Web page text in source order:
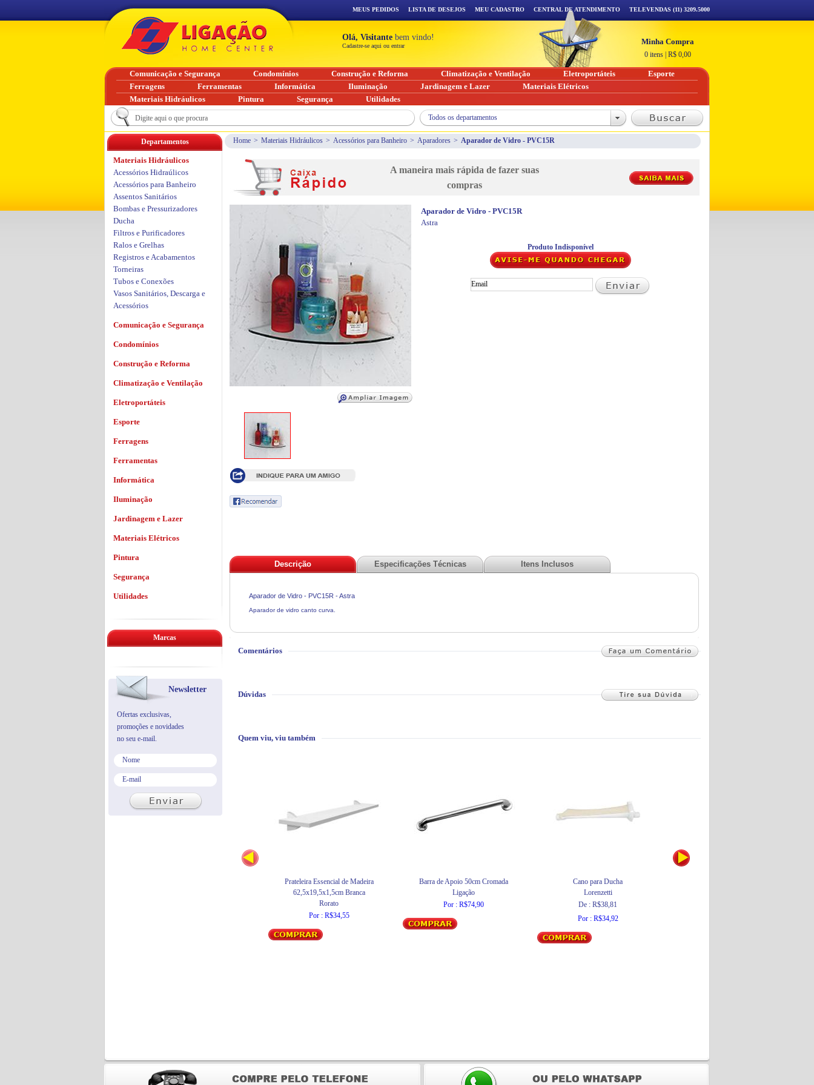
Home > Materiais Hidráulicos > Acessórios para Banheiro > Aparadores > Aparador de Vidro - PVC15R
A maneira mais rápida de fazer suas
compras
Aparador de Vidro - PVC15R
Astra
Produto Indisponível
Descrição Especificações Técnicas Itens Inclusos
Aparador de Vidro - PVC15R - Astra
Aparador de vidro canto curva.
Comentários
Dúvidas
Quem viu, viu também
Prateleira Essencial de Madeira
62,5x19,5x1,5cm Branca
Rorato
Por : R$34,55
Barra de Apoio 50cm Cromada
Ligação
Por : R$74,90
Cano para Ducha
Lorenzetti
De : R$38,81
Por : R$34,92
Departamentos
Materiais Hidráulicos
Acessórios Hidraúlicos
Acessórios para Banheiro
Assentos Sanitários
Bombas e Pressurizadores
Ducha
Filtros e Purificadores
Ralos e Grelhas
Registros e Acabamentos
Torneiras
Tubos e Conexões
Vasos Sanitários, Descarga e
Acessórios
Comunicação e Segurança
Condomínios
Construção e Reforma
Climatização e Ventilação
Eletroportáteis
Esporte
Ferragens
Ferramentas
Informática
Iluminação
Jardinagem e Lazer
Materiais Elétricos
Pintura
Segurança
Utilidades
Marcas
Newsletter
Ofertas exclusivas,
promoções e novidades
no seu e-mail.
MEUS PEDIDOS LISTA DE DESEJOS MEU CADASTRO CENTRAL DE ATENDIMENTO TELEVENDAS (11) 3209.5000
Olá, Visitante bem vindo!
Cadastre-se aqui ou entrar Minha Compra
0 itens R$ 0,00
Comunicação e Segurança Condomínios Construção e Reforma Climatização e Ventilação Eletroportáteis
Esporte
Ferragens
Ferramentas Informática Iluminação Jardinagem e Lazer
Materiais Elétricos
Materiais Hidráulicos
Pintura Segurança Utilidades
Todos os departamentos